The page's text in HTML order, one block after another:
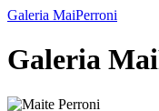
Galeria MaiPerroni
Galeria